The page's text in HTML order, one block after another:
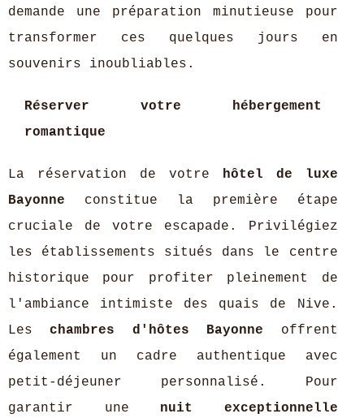
demande une préparation minutieuse pour
transformer ces quelques jours en
souvenirs inoubliables.
Réserver votre hébergement
romantique
La réservation de votre hôtel de luxe
Bayonne constitue la première étape
cruciale de votre escapade. Privilégiez
les établissements situés dans le centre
historique pour profiter pleinement de
l'ambiance intimiste des quais de Nive.
Leschambres d'hôtes Bayonne offrent
également un cadre authentique avec
petit-déjeuner personnalisé. Pour
garantir une nuit exceptionnelle